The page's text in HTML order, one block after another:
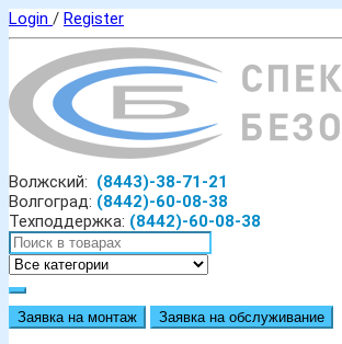
Login / Register
Волжский: (8443)-38-71-21
Волгоград: (8442)-60-08-38
Техподдержка: (8442)-60-08-38
Заявка на монтаж Заявка на обслуживание